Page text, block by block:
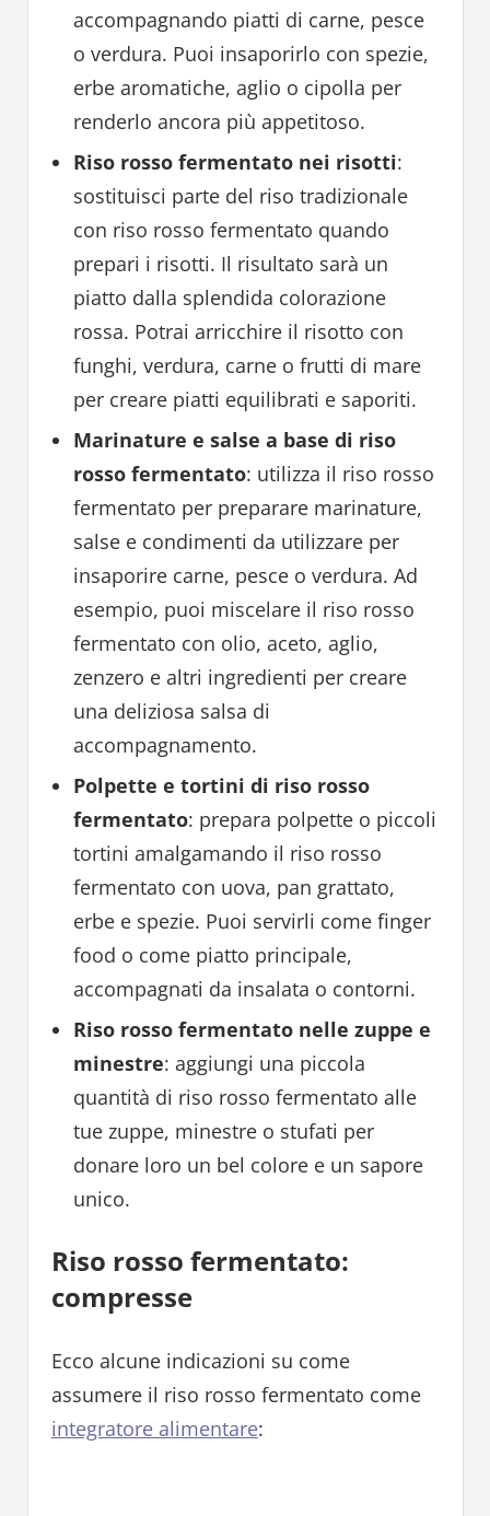
accompagnando piatti di carne, pesce
o verdura. Puoi insaporirlo con spezie,
erbe aromatiche, aglio o cipolla per
renderlo ancora più appetitoso.
Riso rosso fermentato nei risotti:
sostituisci parte del riso tradizionale
con riso rosso fermentato quando
prepari i risotti. Il risultato sarà un
piatto dalla splendida colorazione
rossa. Potrai arricchire il risotto con
funghi, verdura, carne o frutti di mare
per creare piatti equilibrati e saporiti.
Marinature e salse a base di riso
rosso fermentato: utilizza il riso rosso
fermentato per preparare marinature,
salse e condimenti da utilizzare per
insaporire carne, pesce o verdura. Ad
esempio, puoi miscelare il riso rosso
fermentato con olio, aceto, aglio,
zenzero e altri ingredienti per creare
una deliziosa salsa di
accompagnamento.
Polpette e tortini di riso rosso
fermentato: prepara polpette o piccoli
tortini amalgamando il riso rosso
fermentato con uova, pan grattato,
erbe e spezie. Puoi servirli come finger
food o come piatto principale,
accompagnati da insalata o contorni.
Riso rosso fermentato nelle zuppe e
minestre: aggiungi una piccola
quantità di riso rosso fermentato alle
tue zuppe, minestre o stufati per
donare loro un bel colore e un sapore
unico.
Riso rosso fermentato:
compresse
Ecco alcune indicazioni su come
assumere il riso rosso fermentato come
integratore alimentare: